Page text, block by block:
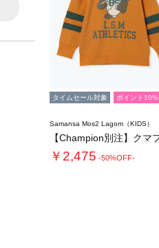
タイムセール対象 ポイント10%
Samansa Mos2 Lagom（KIDS）
￥2,475 -50%OFF-